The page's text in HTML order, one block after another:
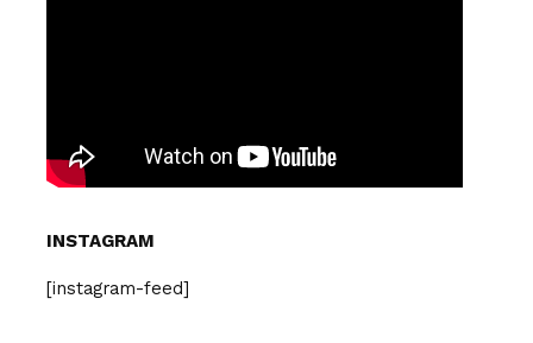
INSTAGRAM
[instagram-feed]